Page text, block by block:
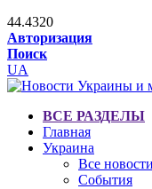
44.4320
Авторизация
Поиск
UA
ВСЕ РАЗДЕЛЫ
Главная
Украина
Все
События